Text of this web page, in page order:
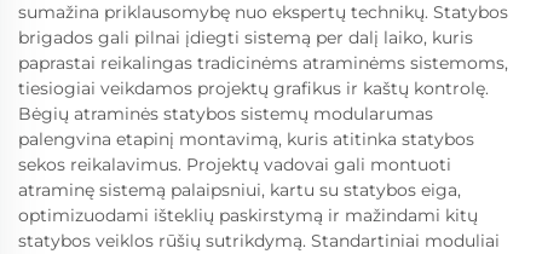
sumažina priklausomybę nuo ekspertų technikų. Statybos
brigados gali pilnai įdiegti sistemą per dalį laiko, kuris
paprastai reikalingas tradicinėms atraminėms sistemoms,
tiesiogiai veikdamos projektų grafikus ir kaštų kontrolę.
Bėgių atraminės statybos sistemų modularumas
palengvina etapinį montavimą, kuris atitinka statybos
sekos reikalavimus. Projektų vadovai gali montuoti
atraminę sistemą palaipsniui, kartu su statybos eiga,
optimizuodami išteklių paskirstymą ir mažindami kitų
statybos veiklos rūšių sutrikdymą. Standartiniai moduliai